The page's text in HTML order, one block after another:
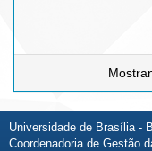
Universidade de Brasília -
Coordenadoria de Gestão